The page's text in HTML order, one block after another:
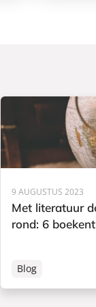
9 AUGUSTUS 2023
Met literatuur
rond: 6
Blog